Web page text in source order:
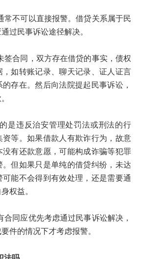
不可以直接报警。借贷关系属于民
过民事诉讼途径解决。
同，双方存在借贷的事实，债权
，如转账记录、聊天记录、证人证言
存在。然后向法院提起民事诉讼，
违反治安管理处罚法或刑法的行
资等。如果借款人有欺诈行为，故意
没有还款意愿，可能构成诈骗等犯罪
但如果只是单纯的借贷纠纷，未达
能不会得到有效处理，还是需要通
权益。
应优先考虑通过民事诉讼解决，
件的情况下才考虑报警。